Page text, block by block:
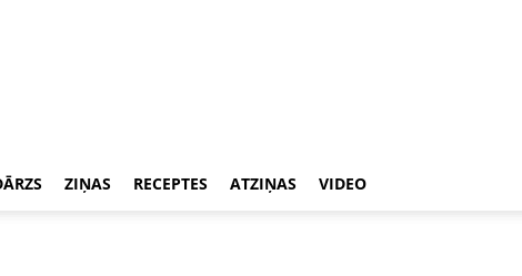
ZIŅAS RECEPTES ATZIŅAS VIDEO